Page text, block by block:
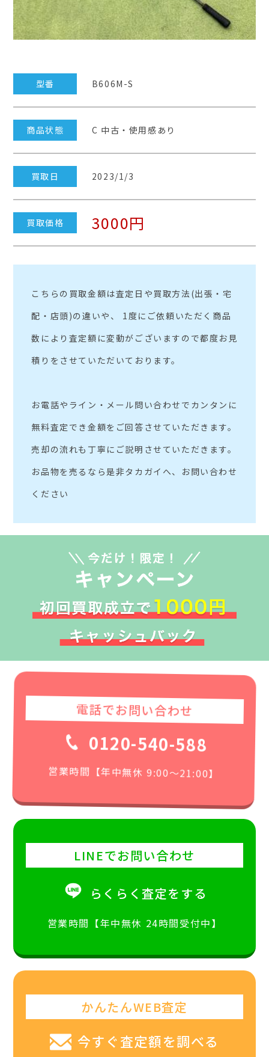
型番 B606M-S
商品状態 C 中古・使用感あり
買取日 2023/1/3
買取価格 3000円
こちらの買取金額は査定日や買取方法(出張・宅
配・店頭)の違いや、 1度にご依頼いただく商品
数により査定額に変動がございますので都度お見
積りをさせていただいております。
お電話やライン・メール問い合わせでカンタンに
無料査定でき金額をご回答させていただきます。
売却の流れも丁寧にご説明させていただきます。
お品物を売るなら是非タカガイへ、お問い合わせ
ください
電話でお問い合わせ
0120-540-588
営業時間【年中無休 9:00〜21:00】
LINEでお問い合わせ
らくらく査定をする
営業時間【年中無休 24時間受付中】
かんたんWEB査定
今すぐ査定額を調べる